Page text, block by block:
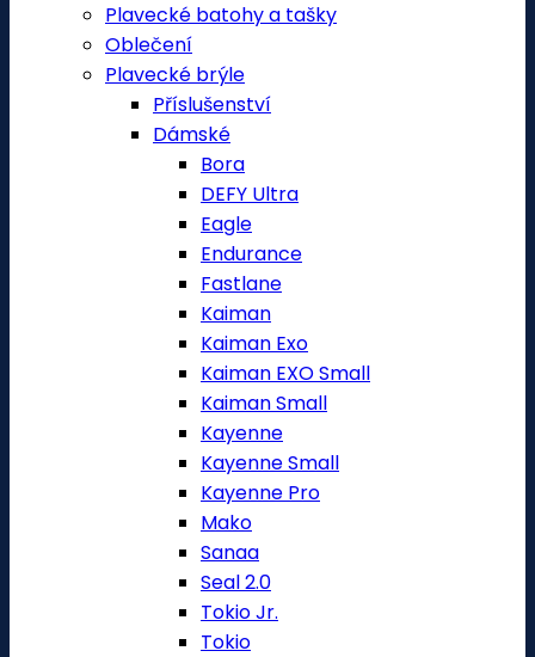
Plavecké batohy a tašky
Oblečení
Plavecké brýle
Příslušenství
Dámské
Bora
DEFY Ultra
Eagle
Endurance
Fastlane
Kaiman
Kaiman Exo
Kaiman EXO Small
Kaiman Small
Kayenne
Kayenne Small
Kayenne Pro
Mako
Sanaa
Seal 2.0
Tokio Jr.
Tokio